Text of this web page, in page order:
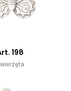
198